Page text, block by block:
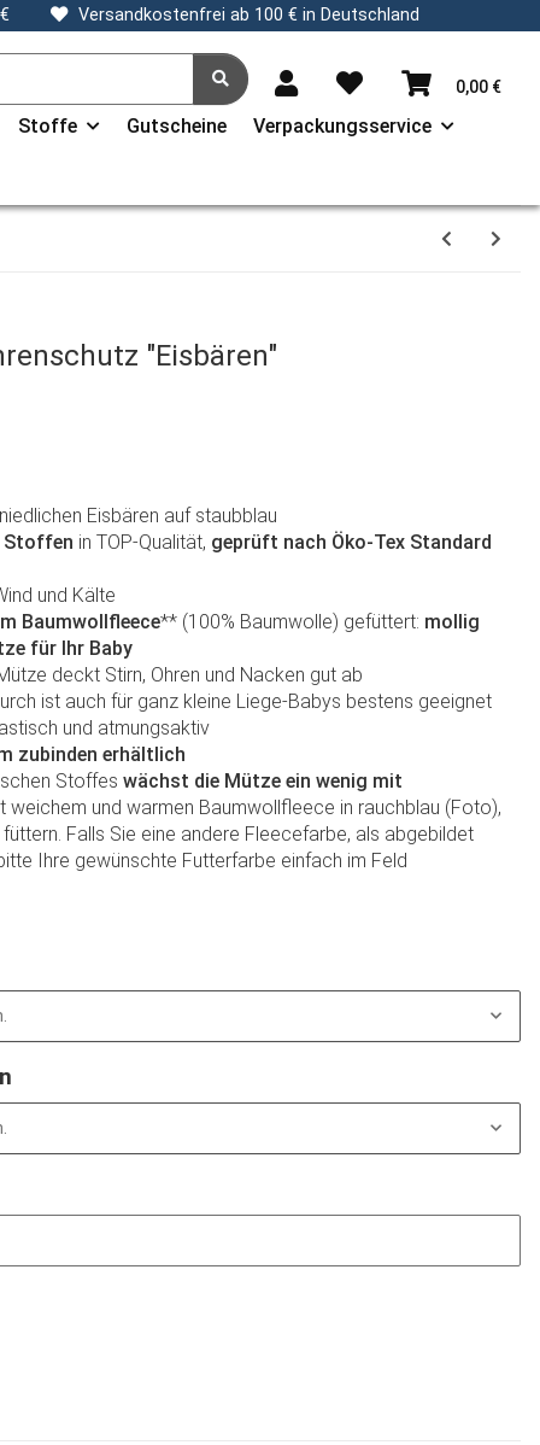
Versandkostenfrei ab 100 € in Deutschland
0,00 €
Stoffe Gutscheine Verpackungsservice
"Eisbären"
Eisbären auf staubblau
Stoffen in TOP-Qualität, geprüft nach Öko-Tex Standard
und Kälte
Baumwollfleece** (100% Baumwolle) gefüttert: mollig
für Ihr Baby
deckt Stirn, Ohren und Nacken gut ab
ist auch für ganz kleine Liege-Babys bestens geeignet
und atmungsaktiv
zubinden erhältlich
Stoffes wächst die Mütze ein wenig mit
weichem und warmen Baumwollfleece in rauchblau (Foto),
Falls Sie eine andere Fleecefarbe, als abgebildet
Ihre gewünschte Futterfarbe einfach im Feld